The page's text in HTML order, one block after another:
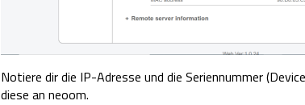
Notiere dir die IP-Adresse und die Seriennummer
diese an neoom.